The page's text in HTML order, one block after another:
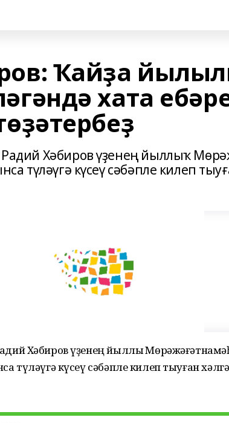
Ҡайҙа
хата
Хәбиров үҙенең йыллыҡ
түләүгә күсеү сәбәпле килеп
Хәбиров үҙенең йыллыҡ
түләүгә күсеү сәбәпле килеп тыуған